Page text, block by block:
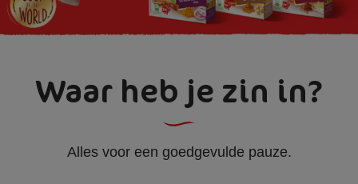
Waar heb je zin in?
Alles voor een goedgevulde pauze.